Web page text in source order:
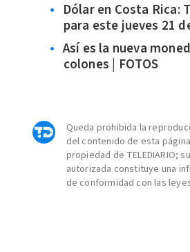
Dólar en Costa Rica:
para este jueves 21
Así es la nueva
colones | FOTOS
Queda prohibida la
del contenido de esta
propiedad de TELEDIARIO;
autorizada constituye una
de conformidad con las